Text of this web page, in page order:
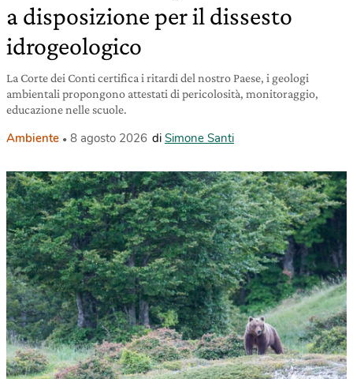
a disposizione per il dissesto
idrogeologico
La Corte dei Conti certifica i ritardi del nostro Paese, i geologi
ambientali propongono attestati di pericolosità, monitoraggio,
educazione nelle scuole.
Ambiente 8 agosto 2026 di Simone Santi